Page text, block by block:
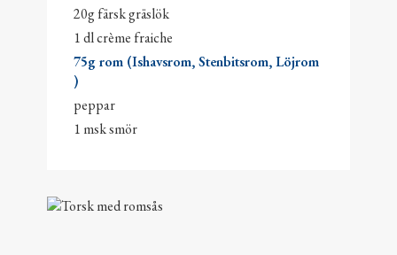
20g färsk gräslök
1 dl crème fraiche
75g rom (Ishavsrom, Stenbitsrom, Löjrom
)
peppar
1 msk smör